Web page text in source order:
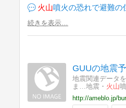
火山噴火の恐れで避難の
続きを表示…
GUUの地震
地震関連データ
ま…地震・ 火山
http://ameblo.jp/